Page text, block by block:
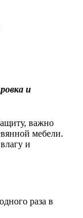
и
важно
мебели.
и
раза в